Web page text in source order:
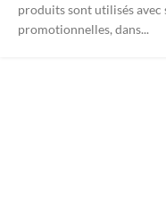
produits sont utilisés avec
promotionnelles, dans...